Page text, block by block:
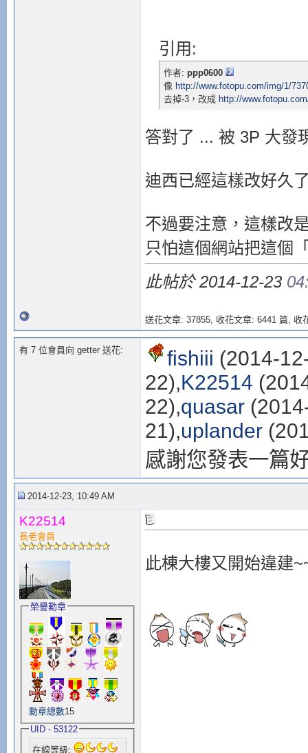
引用:
作者: ppp0600
像 http://www.fotopu.com/img/1/
去掉-3，改成 http://
答對了 ... 被 3P 大發
迪西已經這樣改好久
不過要注意，這樣改
只怕這個網站把這個
此帖於 2014-12-23
送花文章: 37855, 收花文章: 6441 篇, 收
有 7 位會員向 getter 送花: fishiii (2014-
22),K22514
22),quasar
21),uplander
感謝您發表一篇
2014-12-23, 10:49 AM
K22514
長老會員
榮譽勳章
勳章總數15
UID - 53122
在線等級:
此棟大樓又開始違建